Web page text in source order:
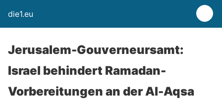
die1.eu
Jerusalem-Gouverneursamt:
Israel behindert Ramadan-
Vorbereitungen an der Al-Aqsa